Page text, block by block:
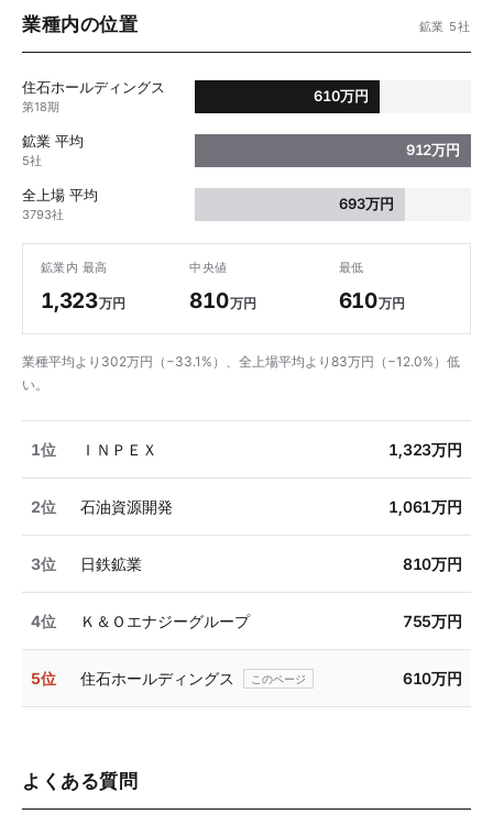
業種内の位置 鉱業 5社
住石ホールディングス
第18期
610万円
鉱業 平均
5社
912万円
全上場 平均
3793社
693万円
鉱業内 最高
1,323万円
中央値
810万円
最低
610万円
業種平均より302万円（−33.1%）、全上場平均より83万円（−12.0%）低
い。
1位 ＩＮＰＥＸ 1,323万円
2位 石油資源開発 1,061万円
3位 日鉄鉱業 810万円
4位 Ｋ＆Ｏエナジーグループ 755万円
5位 住石ホールディングス 610万円
よくある質問